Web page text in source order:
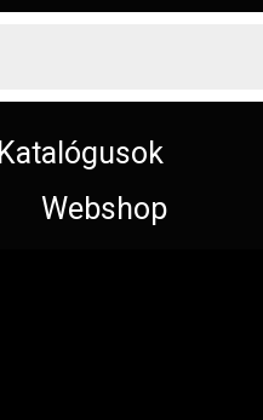
Katalógusok
Webshop